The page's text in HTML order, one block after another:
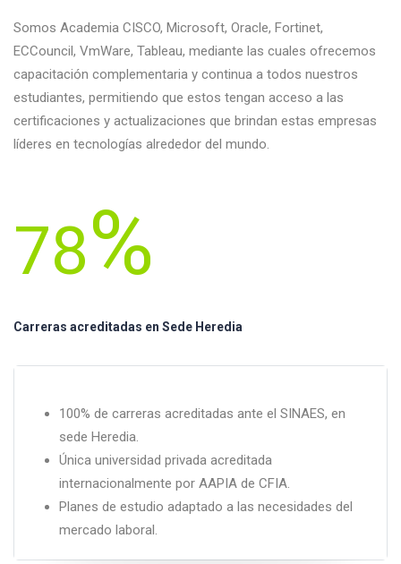
Somos Academia CISCO, Microsoft, Oracle, Fortinet,
ECCouncil, VmWare, Tableau, mediante las cuales ofrecemos
capacitación complementaria y continua a todos nuestros
estudiantes, permitiendo que estos tengan acceso a las
certificaciones y actualizaciones que brindan estas empresas
líderes en tecnologías alrededor del mundo.
97%
Carreras acreditadas en Sede Heredia
100% de carreras acreditadas ante el SINAES, en
sede Heredia.
Única universidad privada acreditada
internacionalmente por AAPIA de CFIA.
Planes de estudio adaptado a las necesidades del
mercado laboral.